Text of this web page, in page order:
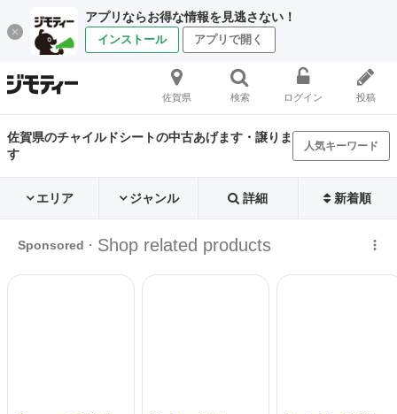
アプリならお得な情報を見逃さない！
インストール アプリで開く
佐賀県 検索 ログイン 投稿
佐賀県のチャイルドシートの中古あげます・譲りま
す
人気キーワード
エリア ジャンル 詳細 新着順